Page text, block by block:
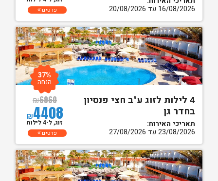
16/08/2026 עד 20/08/2026
פרטים
4 לילות לזוג ע"ב חצי פנסיון
בחדר גן
תאריכי האירוח:
23/08/2026 עד 27/08/2026
₪6960
₪4408
37%
הנחה
זוג, ל-4 לילות
פרטים